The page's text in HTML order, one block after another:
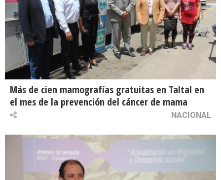
Más de cien mamografías gratuitas en Taltal en
el mes de la prevención del cáncer de mama
NACIONAL